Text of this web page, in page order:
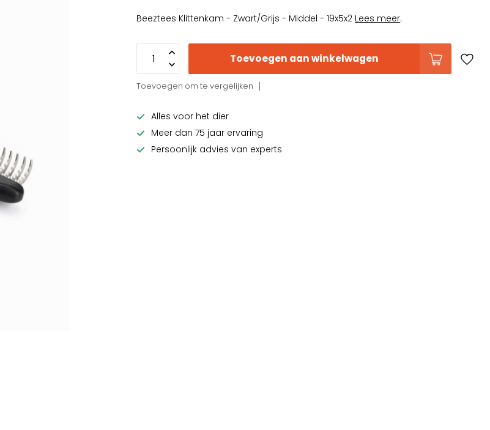
Beeztees Klittenkam - Zwart/Grijs - Middel - 19x5x2 Lees meer.
Toevoegen aan winkelwagen
Toevoegen om te vergelijken
Alles voor het dier
Meer dan 75 jaar ervaring
Persoonlijk advies van experts